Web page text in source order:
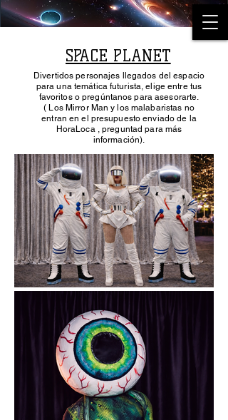
SPACE PLANET
Divertidos personajes llegados del espacio
para una temática futurista, elige entre tus
favoritos o pregúntanos para asesorarte.
( Los Mirror Man y los malabaristas no
entran en el presupuesto enviado de la
HoraLoca , preguntad para más
información).